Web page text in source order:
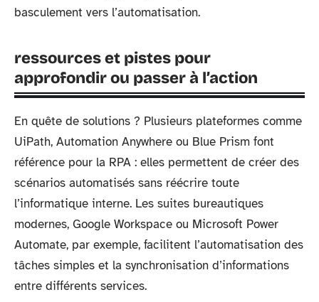
basculement vers l’automatisation.
ressources et pistes pour
approfondir ou passer à l’action
En quête de solutions ? Plusieurs plateformes comme
UiPath, Automation Anywhere ou Blue Prism font
référence pour la RPA : elles permettent de créer des
scénarios automatisés sans réécrire toute
l’informatique interne. Les suites bureautiques
modernes, Google Workspace ou Microsoft Power
Automate, par exemple, facilitent l’automatisation des
tâches simples et la synchronisation d’informations
entre différents services.